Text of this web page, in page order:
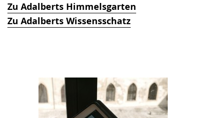
Zu Adalberts Himmelsgarten
Zu Adalberts Wissensschatz